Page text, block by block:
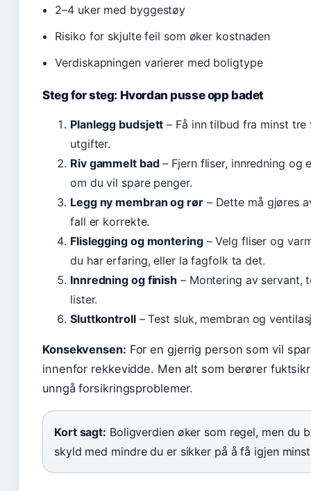
2–4 uker med byggestøy
Risiko for skjulte feil som øker kostnaden
Verdiskapningen varierer med boligtype
Steg for steg: Hvordan pusse opp badet
Planlegg budsjett – Få inn tilbud fra minst
utgifter.
Riv gammelt bad– Fjern fliser, innredning og
om du vil spare penger.
Legg ny membran og rør– Dette må gjøres
fall er korrekte.
Flislegging og montering– Velg fliser og
du har erfaring, eller la fagfolk ta det.
Innredning og finish – Montering av servant,
lister.
Sluttkontroll– Test sluk, membran og
Konsekvensen: For en gjerrig person som vil
innenfor rekkevidde. Men alt som berører
unngå forsikringsproblemer.
Kort sagt: Boligverdien øker som regel, men du
skyld med mindre du er sikker på å få igjen